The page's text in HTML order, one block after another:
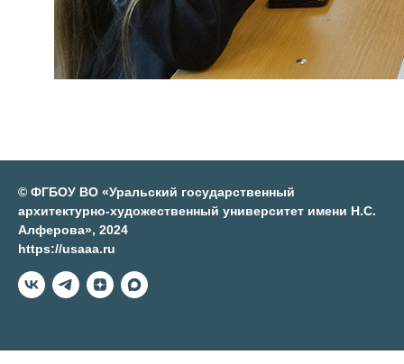
© ФГБОУ ВО «Уральский государственный
архитектурно-художественный университет имени Н.С.
Алферова», 2024
https://usaaa.ru